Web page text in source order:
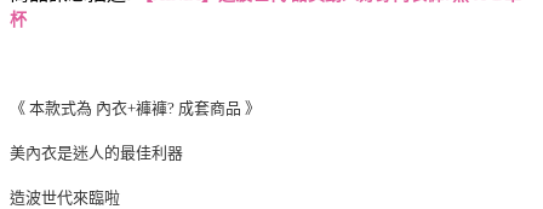
杯
《 本款式為 內衣+褲褲? 成套商品 》
美內衣是迷人的最佳利器
造波世代來臨啦